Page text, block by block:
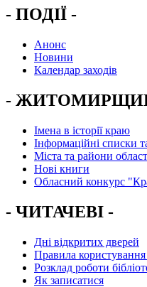
- ПОДІЇ -
Анонс
Новини
Календар заходів
-
Імена в історії краю
Інформаційні списки
Міста та райони
Нові книги
Обласний конкурс
- ЧИТАЧЕВІ -
Дні відкритих дверей
Правила користування
Розклад роботи
Як записатися